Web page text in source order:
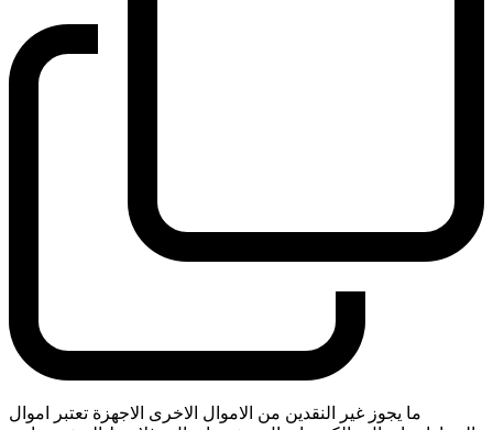
ما يجوز غير النقدين من الاموال الاخرى الاجهزة تعتبر اموال